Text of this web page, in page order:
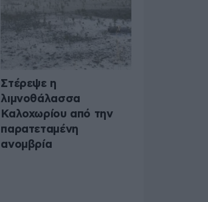
Στέρεψε η
λιμνοθάλασσα
Καλοχωρίου από την
παρατεταμένη
ανομβρία